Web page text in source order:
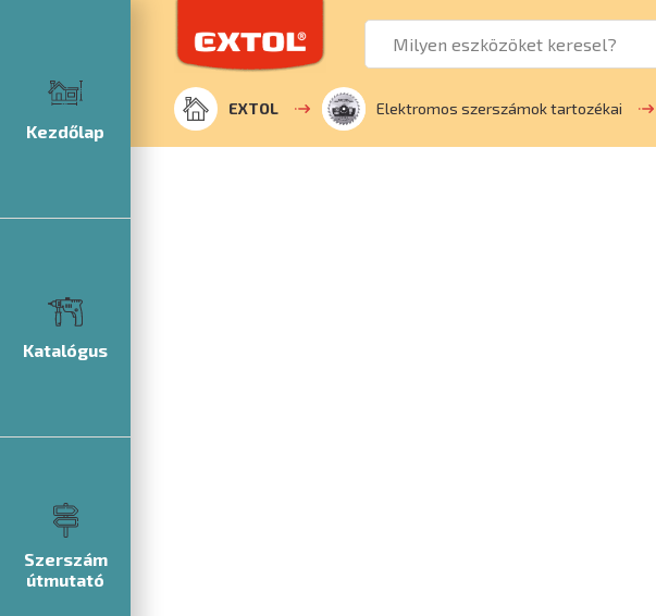
Kezdőlap
Katalógus
Szerszám
útmutató
EXTOL Elektromos szerszámok tartozékai